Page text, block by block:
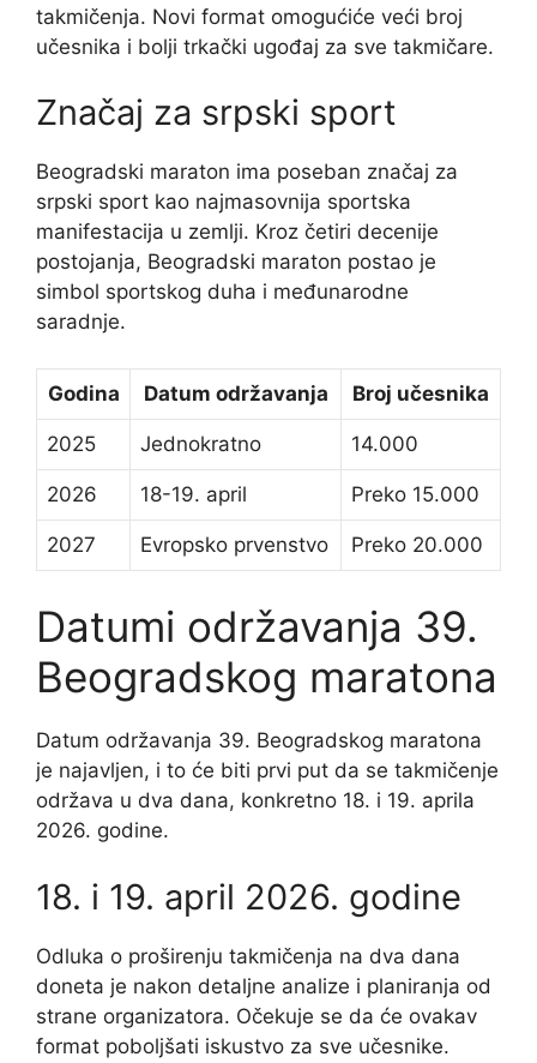
takmičenja. Novi format omogućiće veći broj
učesnika i bolji trkački ugođaj za sve takmičare.
Značaj za srpski sport
Beogradski maraton ima poseban značaj za
srpski sport kao najmasovnija sportska
manifestacija u zemlji. Kroz četiri decenije
postojanja, Beogradski maraton postao je
simbol sportskog duha i međunarodne
saradnje.
Godina Datum održavanja Broj učesnika
2025 Jednokratno 14.000
2026 18-19. april Preko 15.000
2027 Evropsko prvenstvo Preko 20.000
Datumi održavanja 39.
Beogradskog maratona
Datum održavanja 39. Beogradskog maratona
je najavljen, i to će biti prvi put da se takmičenje
održava u dva dana, konkretno 18. i 19. aprila
2026. godine.
18. i 19. april 2026. godine
Odluka o proširenju takmičenja na dva dana
doneta je nakon detaljne analize i planiranja od
strane organizatora. Očekuje se da će ovakav
format poboljšati iskustvo za sve učesnike.